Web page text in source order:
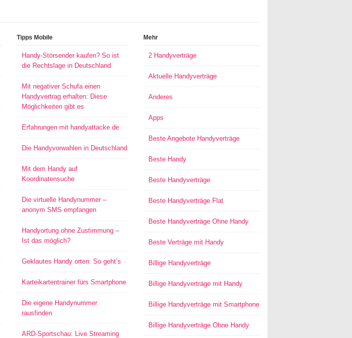
Tipps Mobile
Handy-Störsender kaufen? So ist
die Rechtslage in Deutschland
Mit negativer Schufa einen
Handyvertrag erhalten: Diese
Möglichkeiten gibt es
Erfahrungen mit handyattacke.de
Die Handyvorwahlen in Deutschland
Mit dem Handy auf
Koordinatensuche
Die virtuelle Handynummer –
anonym SMS empfangen
Handyortung ohne Zustimmung –
Ist das möglich?
Geklautes Handy orten: So geht’s
Karteikartentrainer fürs Smartphone
Die eigene Handynummer
rausfinden
ARD-Sportschau: Live Streaming
Mehr
2 Handyverträge
Aktuelle Handyverträge
Anderes
Apps
Beste Angebote Handyverträge
Beste Handy
Beste Handyverträge
Beste Handyverträge Flat
Beste Handyverträge Ohne Handy
Beste Verträge mit Handy
Billige Handyverträge
Billige Handyverträge mit Handy
Billige Handyverträge mit Smartphone
Billige Handyverträge Ohne Handy